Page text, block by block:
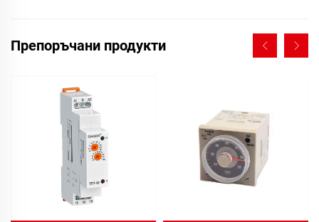
Препоръчани продукти